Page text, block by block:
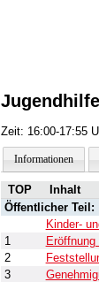
Zeit: 16:00-17:55
Informationen
TOP Inhalt
Öffentlicher Teil:
Kinder-
1
2
3